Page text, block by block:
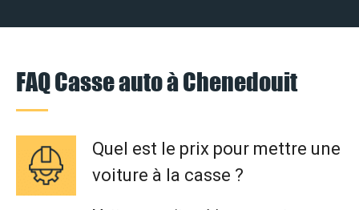
FAQ Casse auto à Chenedouit
Quel est le prix pour mettre une
voiture à la casse ?